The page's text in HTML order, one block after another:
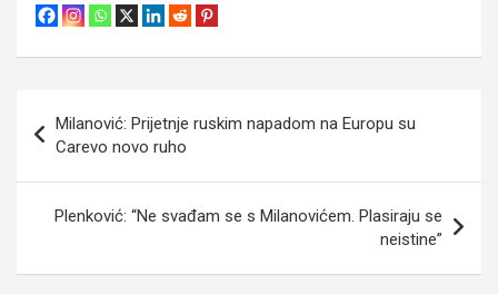
objava
Milanović: Prijetnje ruskim napadom na Europu su
Carevo novo ruho
Plenković: “Ne svađam se s Milanovićem. Plasiraju se
neistine”